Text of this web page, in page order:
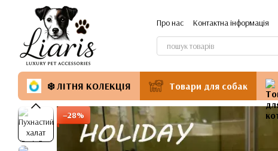
Перейти до основного контенту
Про нас
Контактна інформація
❄️ ЛІТНЯ КОЛЕКЦІЯ Товари для собак
−28%